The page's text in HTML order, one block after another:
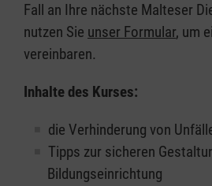
Fall an Ihre nächste Malteser
nutzen Sie unser Formular, um
vereinbaren.
Inhalte des Kurses:
die Verhinderung von
Tipps zur sicheren
Bildungseinrichtung